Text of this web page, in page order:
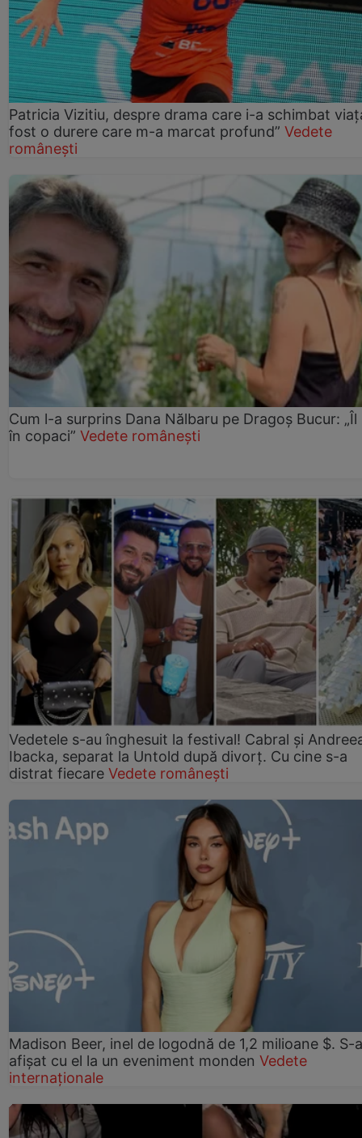
Patricia Vizitiu, despre drama care i-a schimbat
fost o durere care m-a marcat profund” Vedete
românești
Cum l-a surprins Dana Nălbaru pe Dragoș Bucur: „Îl
în copaci” Vedete românești
Vedetele s-au înghesuit la festival! Cabral și
Ibacka, separat la Untold după divorț. Cu cine s-a
distrat fiecare Vedete românești
Madison Beer, inel de logodnă de 1,2 milioane $. S-a
afișat cu el la un eveniment monden Vedete
internaționale